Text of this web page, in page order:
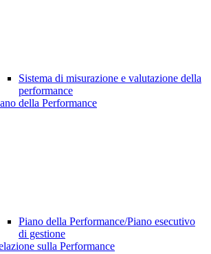
Sistema di misurazione e valutazione della
performance
della Performance
Piano della Performance/Piano esecutivo
di gestione
sulla Performance